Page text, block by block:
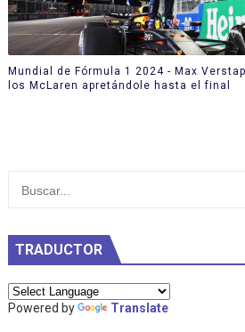
Mundial de Fórmula 1 2024 - Max
los McLaren apretándole hasta el final
TRADUCTOR
Powered by Translate